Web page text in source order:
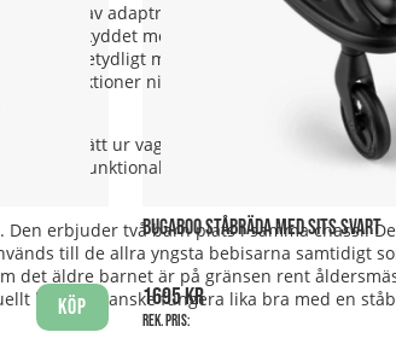
hjälp av adaptrar kan du även fästa
babyskyddet men vårt tips är att lägga lite
betydligt mer av sin tid ihop under
funktioner ni kommer använda er av
lyfts lätt ur vagnen, till och med när
den funktionalitet vagnen erbjuder för att
erbjuder två barn plats i samma chassi.
till de allra yngsta bebisarna samtidigt
det äldre barnet är på gränsen rent
kan det kanske fungera lika bra med en
Köp
BUGABOO STÅBRÄDA MED SITS SVART
1695 kr
Rek. pris: